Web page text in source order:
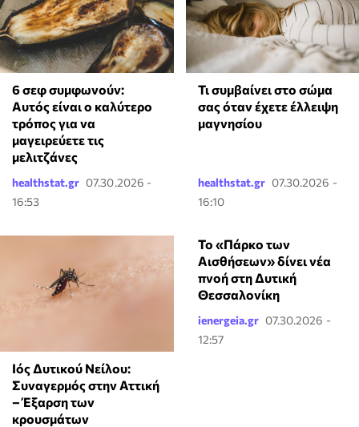
6 σεφ συμφωνούν:
Αυτός είναι ο καλύτερο
τρόπος για να
μαγειρεύετε τις
μελιτζάνες
healthstat.gr 07.30.2026 -
16:53
Τι συμβαίνει στο σώμα
σας όταν έχετε έλλειψη
μαγνησίου
healthstat.gr 07.30.2026 -
16:10
Ιός Δυτικού Νείλου:
Συναγερμός στην Αττική
– Έξαρση των
κρουσμάτων
Το «Πάρκο των
Αισθήσεων» δίνει νέα
πνοή στη Δυτική
Θεσσαλονίκη
ienergeia.gr 07.30.2026 -
12:57